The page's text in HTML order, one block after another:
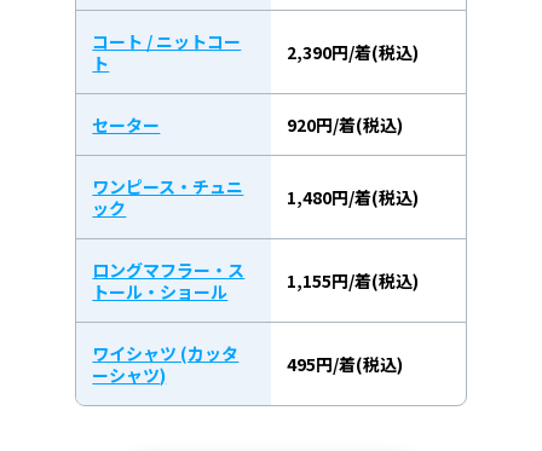
コート / ニットコー
ト
2,390円/着(税込)
セーター 920円/着(税込)
ワンピース・チュニ
ック
1,480円/着(税込)
ロングマフラー・ス
トール・ショール
1,155円/着(税込)
ワイシャツ (カッタ
ーシャツ)
495円/着(税込)